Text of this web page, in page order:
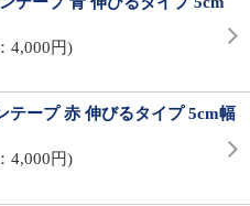
4,000円)
テープ 赤 伸びるタイプ 5cm幅
4,000円)